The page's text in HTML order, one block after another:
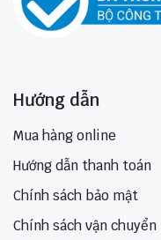
Hướng dẫn
Mua hàng online
Hướng dẫn thanh toán
Chính sách bảo mật
Chính sách vận chuyển